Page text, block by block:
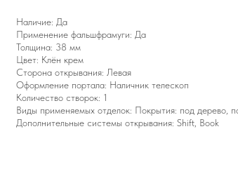
Наличие: Да
Применение фальшфрамуги: Да
Толщина: 38 мм
Цвет: Клён крем
Сторона открывания: Левая
Оформление портала: Наличник телескоп
Количество створок: 1
Виды применяемых отделок: Покрытия: под дерево,
Дополнительные системы открывания: Shift, Book